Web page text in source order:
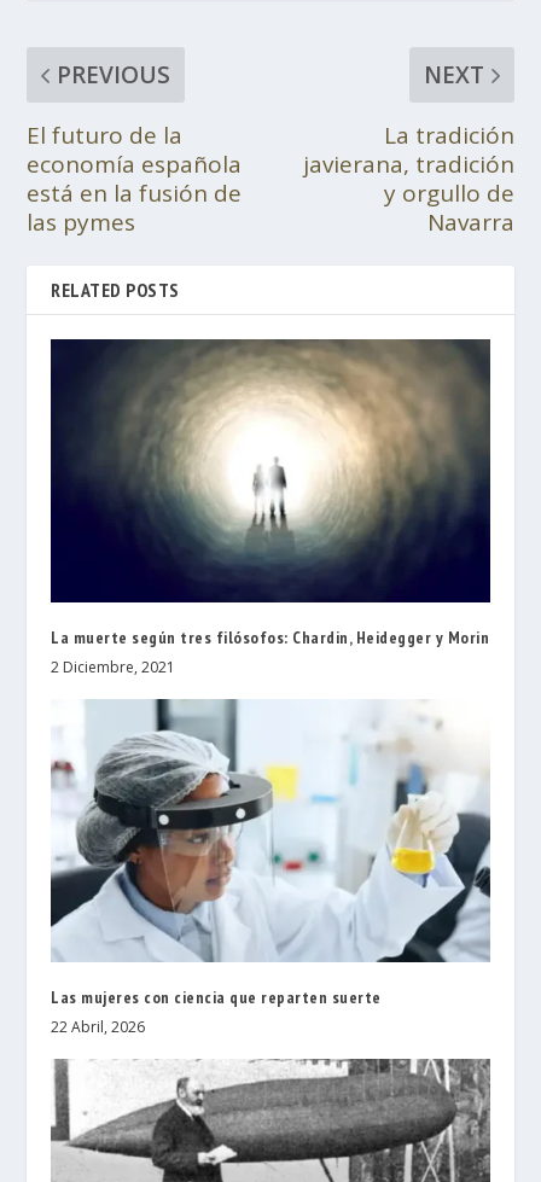
PREVIOUS
El futuro de la
economía española
está en la fusión de
las pymes
NEXT
La tradición
javierana, tradición
y orgullo de
Navarra
RELATED POSTS
La muerte según tres filósofos: Chardin, Heidegger y Morin
2 Diciembre, 2021
Las mujeres con ciencia que reparten suerte
22 Abril, 2026